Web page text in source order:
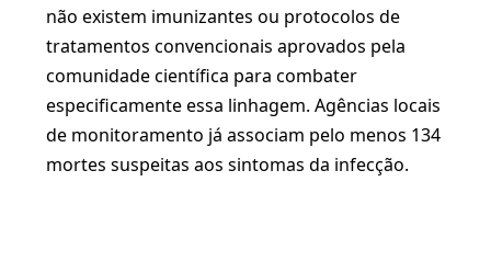
não existem imunizantes ou protocolos de
tratamentos convencionais aprovados pela
comunidade científica para combater
especificamente essa linhagem. Agências locais
de monitoramento já associam pelo menos 134
mortes suspeitas aos sintomas da infecção.